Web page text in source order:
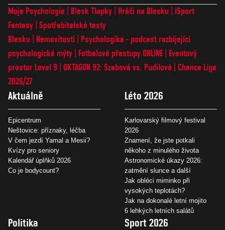
Moje Psychologie Blesk Tlapky Hráči na Blesku
iSport
Fantasy Spotřebitelské testy
Blesku
Nemovitosti
Psychologika - podcast rozbíjející
psychologické mýty
Fotbalové přestupy ONLINE
Eventový
prostor Level 9 OKTAGON 92: Szabová vs. Pudilová
Chance Liga
2026/27
Aktuálně
Epicentrum
Neštovice: příznaky, léčba
V čem jezdí Yamal a Mesii?
Kvízy pro seniory
Kalendář úplňků 2026
Co je bodycount?
Léto 2026
Karlovarský filmový festival
2026
Znamení, že jste potkali
někoho z minulého života
Astronomické úkazy 2026:
zatmění slunce a další
Jak obléci miminko při
vysokých teplotách?
Jak na dokonalé letní mojito
6 lehkých letních salátů
Politika Sport 2026